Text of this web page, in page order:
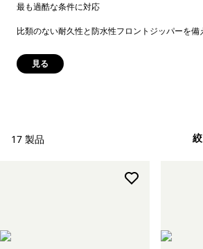
最も過酷な条件に対応
比類のない耐久性と防水性フロントジッパーを備
見る
17 製品